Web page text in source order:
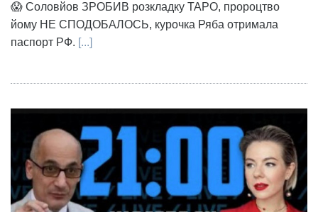
😱 Соловйов ЗРОБИВ розкладку ТАРО, пророцтво
йому НЕ СПОДОБАЛОСЬ, курочка Ряба отримала
паспорт РФ. [...]